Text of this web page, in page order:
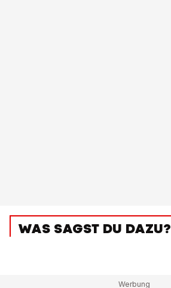
WAS SAGST DU DAZU?